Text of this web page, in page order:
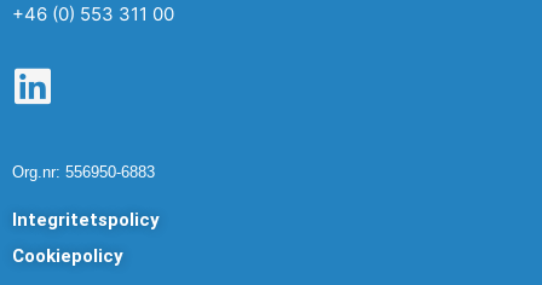
+46 (0) 553 311 00
L
n
k
e
Org.nr: 556950-6883
Integritetspolicy
Cookiepolicy